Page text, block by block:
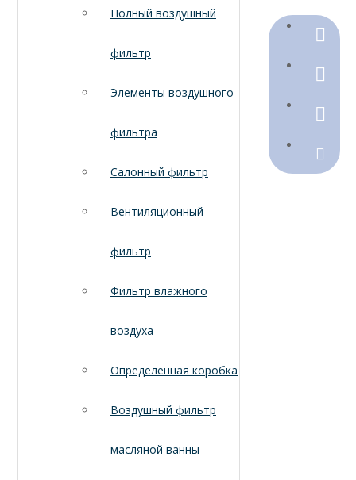
Полный воздушный
фильтр
Элементы воздушного
фильтра
Салонный фильтр
Вентиляционный
фильтр
Фильтр влажного
воздуха
Определенная коробка
Воздушный фильтр
масляной ванны
+86-